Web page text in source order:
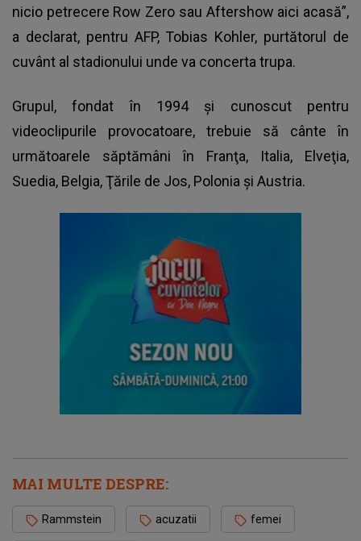
nicio petrecere Row Zero sau Aftershow aici acasă”,
a declarat, pentru AFP, Tobias Kohler, purtătorul de
cuvânt al stadionului unde va concerta trupa.
Grupul, fondat în 1994 şi cunoscut pentru
videoclipurile provocatoare, trebuie să cânte în
următoarele săptămâni în Franţa, Italia, Elveţia,
Suedia, Belgia, Ţările de Jos, Polonia şi Austria.
MAI MULTE DESPRE:
Rammstein acuzatii femei